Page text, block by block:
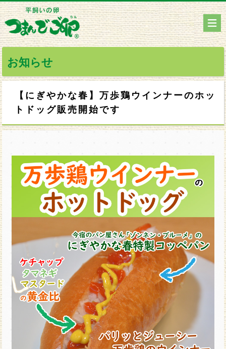
お知らせ
【にぎやかな春】万歩鶏ウインナーのホッ
トドッグ販売開始です